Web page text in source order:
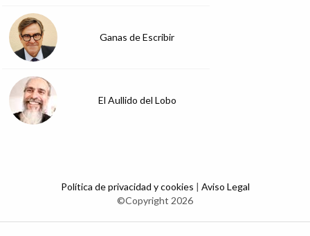
Ganas de Escribir
El Aullido del Lobo
Política de privacidad y cookies | Aviso Legal
©Copyright 2026